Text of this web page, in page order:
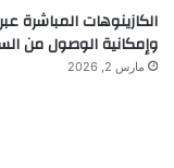
الكازينوهات المباشرة
وإمكانية الوصول من
مارس 2, 2026